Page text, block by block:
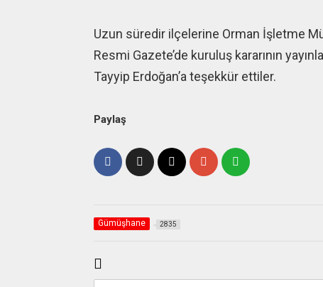
Uzun süredir ilçelerine Orman İşletme
Resmi Gazete’de kuruluş kararının
Tayyip Erdoğan’a teşekkür ettiler.
Paylaş
Gümüşhane 2835